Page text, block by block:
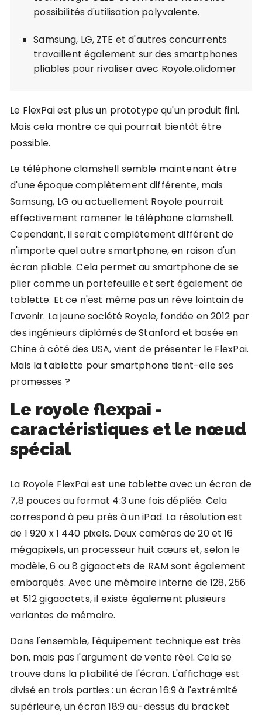
possibilités d'utilisation polyvalente.
Samsung, LG, ZTE et d'autres concurrents
travaillent également sur des smartphones
pliables pour rivaliser avec Royole.olidomer
Le FlexPai est plus un prototype qu'un produit fini.
Mais cela montre ce qui pourrait bientôt être
possible.
Le téléphone clamshell semble maintenant être
d'une époque complètement différente, mais
Samsung, LG ou actuellement Royole pourrait
effectivement ramener le téléphone clamshell.
Cependant, il serait complètement différent de
n'importe quel autre smartphone, en raison d'un
écran pliable. Cela permet au smartphone de se
plier comme un portefeuille et sert également de
tablette. Et ce n'est même pas un rêve lointain de
l'avenir. La jeune société Royole, fondée en 2012 par
des ingénieurs diplômés de Stanford et basée en
Chine à côté des USA, vient de présenter le FlexPai.
Mais la tablette pour smartphone tient-elle ses
promesses ?
Le royole flexpai -
caractéristiques et le nœud
spécial
La Royole FlexPai est une tablette avec un écran de
7,8 pouces au format 4:3 une fois dépliée. Cela
correspond à peu près à un iPad. La résolution est
de 1 920 x 1 440 pixels. Deux caméras de 20 et 16
mégapixels, un processeur huit cœurs et, selon le
modèle, 6 ou 8 gigaoctets de RAM sont également
embarqués. Avec une mémoire interne de 128, 256
et 512 gigaoctets, il existe également plusieurs
variantes de mémoire.
Dans l'ensemble, l'équipement technique est très
bon, mais pas l'argument de vente réel. Cela se
trouve dans la pliabilité de l'écran. L'affichage est
divisé en trois parties : un écran 16:9 à l'extrémité
supérieure, un écran 18:9 au-dessus du bracket